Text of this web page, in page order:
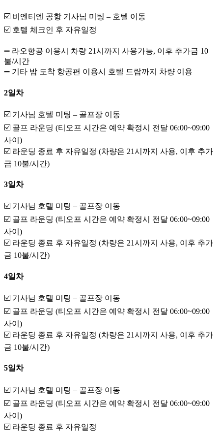
☑️ 비엔티엔 공항 기사님 미팅 – 호텔 이동
☑️ 호텔 체크인 후 자유일정
➖ 라오항공 이용시 차량 21시까지 사용가능, 이후 추가금 10
불/시간
➖ 기타 밤 도착 항공편 이용시 호텔 드랍까지 차량 이용
2일차
☑️ 기사님 호텔 미팅 – 골프장 이동
☑️ 골프 라운딩 (티오프 시간은 예약 확정시 전달 06:00~09:00
사이)
☑️ 라운딩 종료 후 자유일정 (차량은 21시까지 사용, 이후 추가
금 10불/시간)
3일차
☑️ 기사님 호텔 미팅 – 골프장 이동
☑️ 골프 라운딩 (티오프 시간은 예약 확정시 전달 06:00~09:00
사이)
☑️ 라운딩 종료 후 자유일정 (차량은 21시까지 사용, 이후 추가
금 10불/시간)
4일차
☑️ 기사님 호텔 미팅 – 골프장 이동
☑️ 골프 라운딩 (티오프 시간은 예약 확정시 전달 06:00~09:00
사이)
☑️ 라운딩 종료 후 자유일정 (차량은 21시까지 사용, 이후 추가
금 10불/시간)
5일차
☑️ 기사님 호텔 미팅 – 골프장 이동
☑️ 골프 라운딩 (티오프 시간은 예약 확정시 전달 06:00~09:00
사이)
☑️ 라운딩 종료 후 자유일정